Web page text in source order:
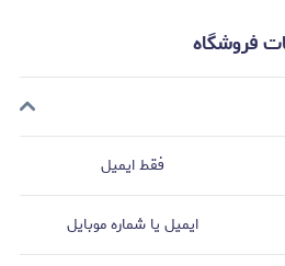
فروشگاه
فقط ایمیل
ایمیل یا شماره موبایل